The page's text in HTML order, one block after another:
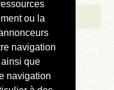
ou la
navigation
que
navigation